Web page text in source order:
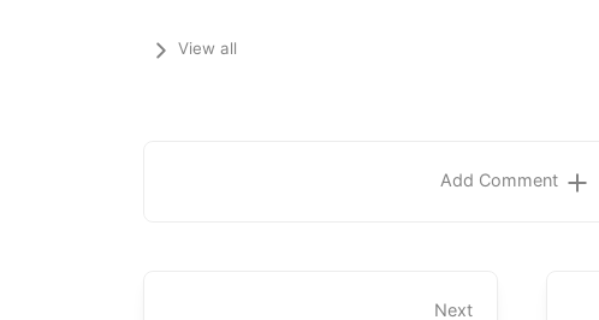
View all
Next